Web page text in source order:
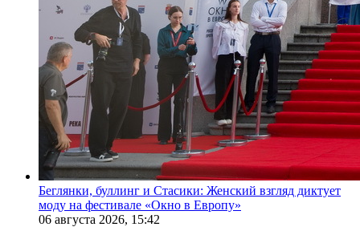
Беглянки, буллинг и Стасики: Женский взгляд диктует
моду на фестивале «Окно в Европу»
06 августа 2026, 15:42